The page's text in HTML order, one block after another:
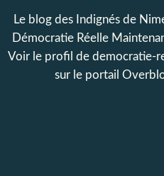
Le blog des Indignés de
Démocratie Réelle
Voir le profil de democratie-
sur le portail